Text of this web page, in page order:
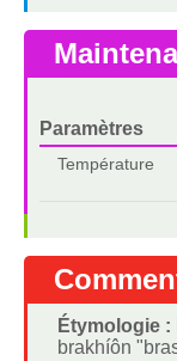
Paramètres
Température
Étymologie :
brakhíôn